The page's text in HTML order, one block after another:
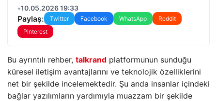
•10.05.2026 19:33
Paylaş: Twitter Facebook WhatsApp
Reddit
Pinterest
Bu ayrıntılı rehber, talkrand platformunun sunduğu
küresel iletişim avantajlarını ve teknolojik özelliklerini
net bir şekilde incelemektedir. Şu anda insanlar içindeki
bağlar yazılımların yardımıyla muazzam bir şekilde